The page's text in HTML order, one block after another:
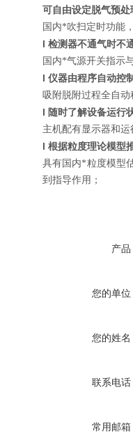
可自由设定脱气预处
国内*吹扫定时功能
l 检测器不通气时不
国内*气源开关指示
l 仪器由程序自动控
吸附脱附过程全自
l 随时了解设备运行
主机配有显示器和
l 根据粒度理论模型
具有国内*粒度模型
到指导作用；
产品
您的单位
您的姓名
联系电话
常用邮箱